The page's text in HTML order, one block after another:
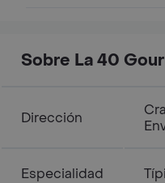
Sobre La 40
Dirección
Especialidad